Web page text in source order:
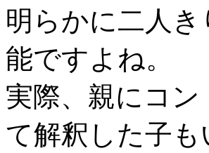
明らかに二人
能ですよね。
実際、親にコ
て解釈した子も